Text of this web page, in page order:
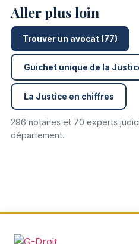
Aller plus loin
Trouver un avocat (77)
Guichet unique de la
La Justice en chiffres
296 notaires et 70 experts
département.